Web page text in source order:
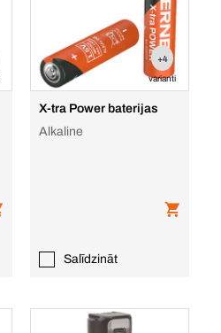
+4
varianti
X-tra Power baterijas
Alkaline
Salīdzināt